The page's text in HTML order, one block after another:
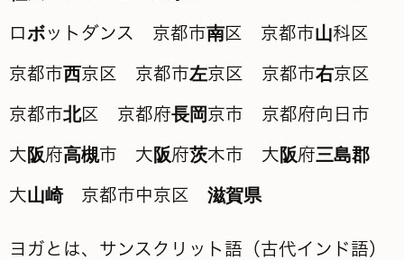
ヨガとは、サンスクリット語（古代インド語）